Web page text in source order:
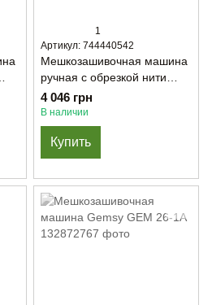
1
Артикул: 744440542
Мешкозашивочная машина
ручная с обрезкой нити
GK9-900C с масленкой
4 046 грн
В наличии
Купить